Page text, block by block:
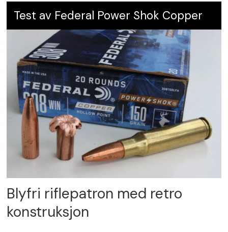
Test av Federal Power Shok Copper
Blyfri riflepatron med retro
konstruksjon